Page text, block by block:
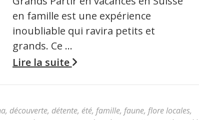
en famille est une expérience
inoubliable qui ravira petits et
grands. Ce …
Lire la suite
, découverte, détente, été, famille, faune, flore locales,